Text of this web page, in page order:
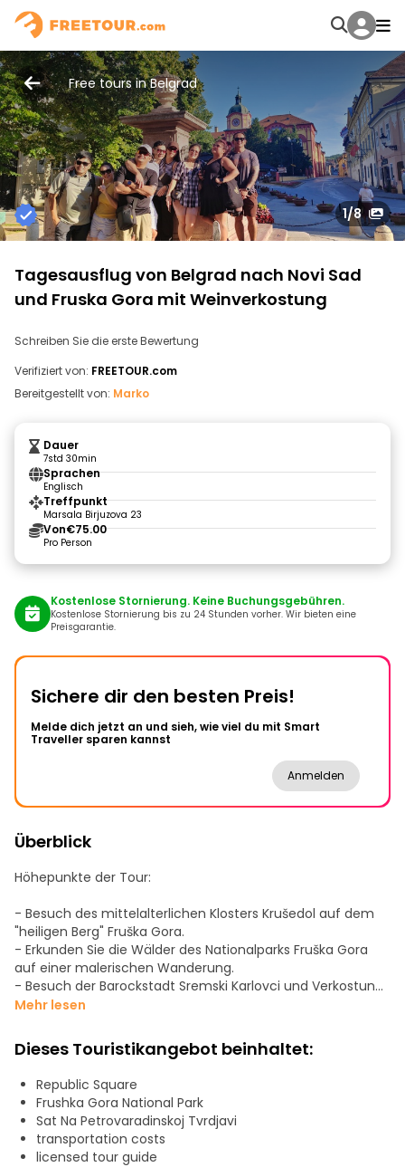
Free tours in Belgrad
1/8
Tagesausflug von Belgrad nach Novi Sad
und Fruska Gora mit Weinverkostung
Schreiben Sie die erste Bewertung
Verifiziert von: FREETOUR.com
Bereitgestellt von: Marko
Dauer
7std 30min
Sprachen
Englisch
Treffpunkt
Marsala Birjuzova 23
Von€75.00
Pro Person
Kostenlose Stornierung. Keine Buchungsgebühren.
Kostenlose Stornierung bis zu 24 Stunden vorher. Wir bieten eine
Preisgarantie.
Sichere dir den besten Preis!
Melde dich jetzt an und sieh, wie viel du mit Smart
Traveller sparen kannst
Anmelden
Überblick
Höhepunkte der Tour:
- Besuch des mittelalterlichen Klosters Krušedol auf dem
"heiligen Berg" Fruška Gora.
- Erkunden Sie die Wälder des Nationalparks Fruška Gora
auf einer malerischen Wanderung.
- Besuch der Barockstadt Sremski Karlovci und Verkostung
lokaler serbischer Weine im Weinkeller.
aus dem 17. Jahrhundert.
- Jahrhundert. Genießen Sie einen Rundgang durch Novi
Sad und erfahren Sie mehr über die Geschichte und Kultur
der Stadt.
Mehr lesen
Dieses Touristikangebot beinhaltet:
Republic Square
Frushka Gora National Park
Sat Na Petrovaradinskoj Tvrdjavi
transportation costs
licensed tour guide